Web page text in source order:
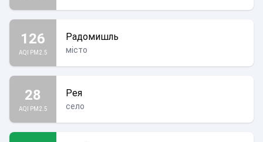
126
AQI PM2.5
Радомишль
місто
28
AQI PM2.5
Рея
село